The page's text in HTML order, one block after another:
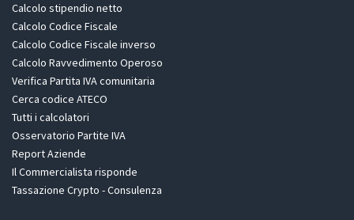
Calcolo stipendio netto
Calcolo Codice Fiscale
Calcolo Codice Fiscale inverso
Calcolo Ravvedimento Operoso
Verifica Partita IVA comunitaria
Cerca codice ATECO
Tutti i calcolatori
Osservatorio Partite IVA
Report Aziende
Il Commercialista risponde
Tassazione Crypto - Consulenza